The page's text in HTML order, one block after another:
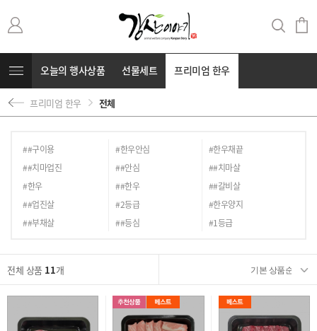
오늘의 행사상품 선물세트 프리미엄 한우
무항생제 돼지고기
프리미엄 한우 전체
##구이용 #한우안심
#한우채끝
##치마업진
##안심
##치마살
#한우
##한우
##갈비살
##업진살
#2등급
#한우양지
##부채살
##등심 #1등급
전체 상품 11개